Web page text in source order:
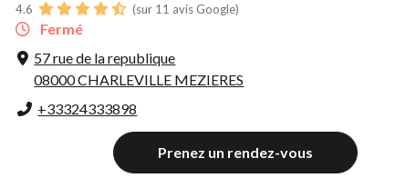
4.6 (sur 11 avis Google)
Fermé
57 rue de la republique
08000 CHARLEVILLE MEZIERES
+33324333898
Prenez un rendez-vous